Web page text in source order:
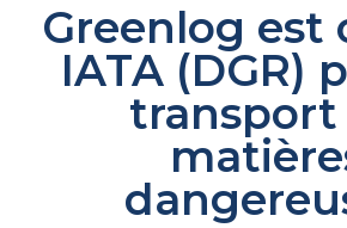
Greenlog est
IATA (DGR)
transport